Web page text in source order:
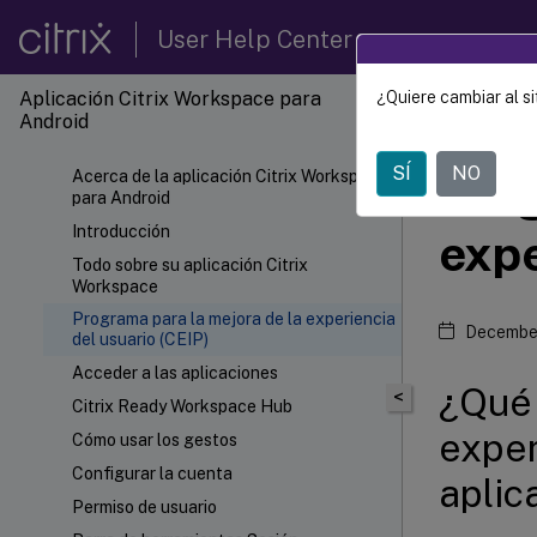
User Help Center
Aplicación Citrix Workspace para
Android
Acerca de la aplicación Citrix Workspace
para Android
Introducción
Todo sobre su aplicación Citrix
Workspace
Programa para la mejora de la experiencia
del usuario (CEIP)
Acceder a las aplicaciones
Citrix Ready Workspace Hub
Cómo usar los gestos
Configurar la cuenta
Permiso de usuario
<
¿Quiere cambiar al
SÍ NO